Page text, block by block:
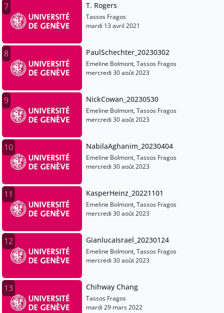
7 T. Rogers
Tassos Fragos
mardi 13 avril 2021
8 PaulSchechter_20230302
Emeline Bolmont, Tassos Fragos
mercredi 30 août 2023
9 NickCowan_20230530
Emeline Bolmont, Tassos Fragos
mercredi 30 août 2023
10 NabilaAghanim_20230404
Emeline Bolmont, Tassos Fragos
mercredi 30 août 2023
11 KasperHeinz_20221101
Emeline Bolmont, Tassos Fragos
mercredi 30 août 2023
12 GianlucaIsrael_20230124
Emeline Bolmont, Tassos Fragos
mercredi 30 août 2023
13 Chihway Chang
Tassos Fragos
mardi 29 mars 2022